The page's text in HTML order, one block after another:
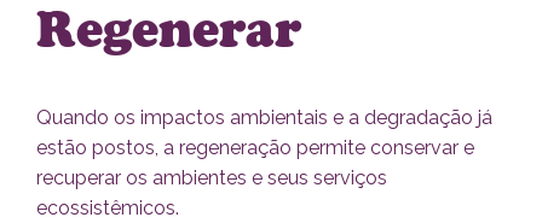
Regenerar
Quando os impactos ambientais e a degradação já
estão postos, a regeneração permite conservar e
recuperar os ambientes e seus serviços
ecossistêmicos.